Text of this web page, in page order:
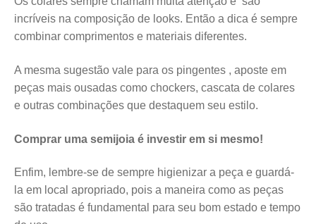
incríveis na composição de looks. Então a dica é sempre
combinar comprimentos e materiais diferentes.
A mesma sugestão vale para os pingentes , aposte em
peças mais ousadas como chockers, cascata de colares
e outras combinações que destaquem seu estilo.
Comprar uma semijoia é investir em si mesmo!
Enfim, lembre-se de sempre higienizar a peça e guardá-
la em local apropriado, pois a maneira como as peças
são tratadas é fundamental para seu bom estado e tempo